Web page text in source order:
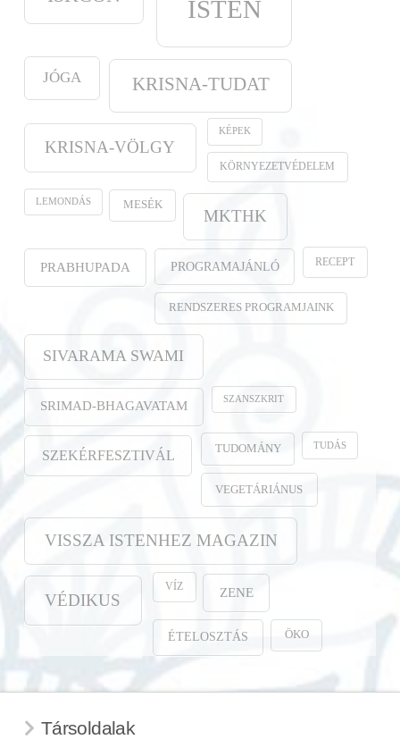
ISTEN
JÓGA KRISNA-TUDAT
KRISNA-VÖLGY
KÉPEK
KÖRNYEZETVÉDELEM
LEMONDÁS MESÉK
MKTHK
PRABHUPADA PROGRAMAJÁNLÓ RECEPT
RENDSZERES PROGRAMJAINK
SIVARAMA SWAMI
SRIMAD-BHAGAVATAM SZANSZKRIT
SZEKÉRFESZTIVÁL TUDOMÁNY TUDÁS
VEGETÁRIÁNUS
VISSZA ISTENHEZ MAGAZIN
VÉDIKUS
VÍZ ZENE
ÉTELOSZTÁS ÖKO
Társoldalak